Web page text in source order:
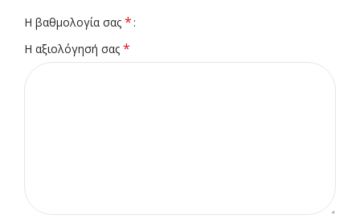
Η βαθμολογία σας *
Η αξιολόγησή σας *